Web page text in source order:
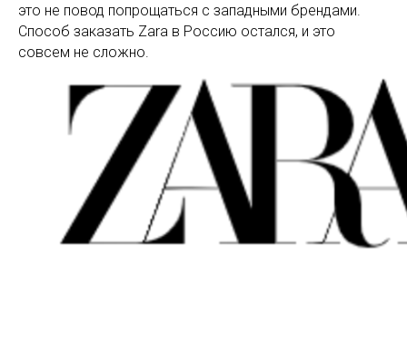
это не повод попрощаться с западными брендами.
Способ заказать Zara в Россию остался, и это
совсем не сложно.